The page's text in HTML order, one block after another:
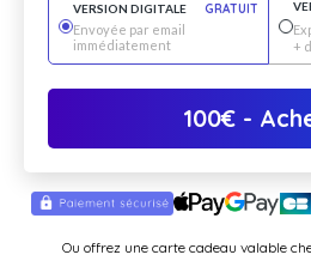
VERSION DIGITALE
GRATUIT
Envoyée par email
immédiatement
+
100€ -
Ou offrez une carte cadeau valable